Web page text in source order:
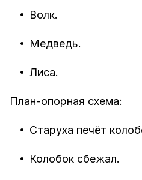
• Волк.
• Медведь.
• Лиса.
План-опорная схема:
• Старуха печёт
• Колобок сбежал.